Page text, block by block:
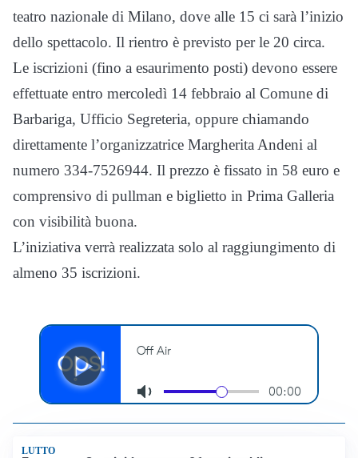
teatro nazionale di Milano, dove alle 15 ci sarà l’inizio
dello spettacolo. Il rientro è previsto per le 20 circa.
Le iscrizioni (fino a esaurimento posti) devono essere
effettuate entro mercoledì 14 febbraio al Comune di
Barbariga, Ufficio Segreteria, oppure chiamando
direttamente l’organizzatrice Margherita Andeni al
numero 334-7526944. Il prezzo è fissato in 58 euro e
comprensivo di pullman e biglietto in Prima Galleria
con visibilità buona.
L’iniziativa verrà realizzata solo al raggiungimento di
almeno 35 iscrizioni.